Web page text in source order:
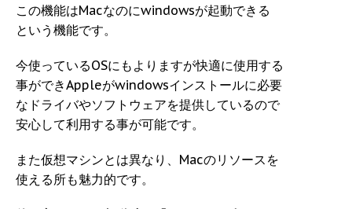
この機能はMacなのにwindowsが起動できる
という機能です。
今使っているOSにもよりますが快適に使用する
事ができAppleがwindowsインストールに必要
なドライバやソフトウェアを提供しているので
安心して利用する事が可能です。
また仮想マシンとは異なり、Macのリソースを
使える所も魅力的です。